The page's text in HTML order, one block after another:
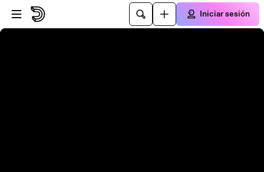
Saltar al reproductor
Saltar al contenido principal
Iniciar sesión